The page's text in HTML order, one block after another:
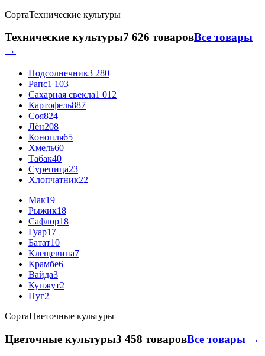
СортаТехнические культуры
Технические культуры7 626 товаровВсе товары
→
Подсолнечник3 280
Рапс1 103
Сахарная свекла1 012
Картофель887
Соя824
Лён208
Конопля65
Хмель60
Табак40
Сурепица23
Хлопчатник22
Мак19
Рыжик18
Сафлор18
Гуар17
Батат10
Клещевина7
Крамбе6
Вайда3
Кунжут2
Нуг2
СортаЦветочные культуры
Цветочные культуры3 458 товаровВсе товары →